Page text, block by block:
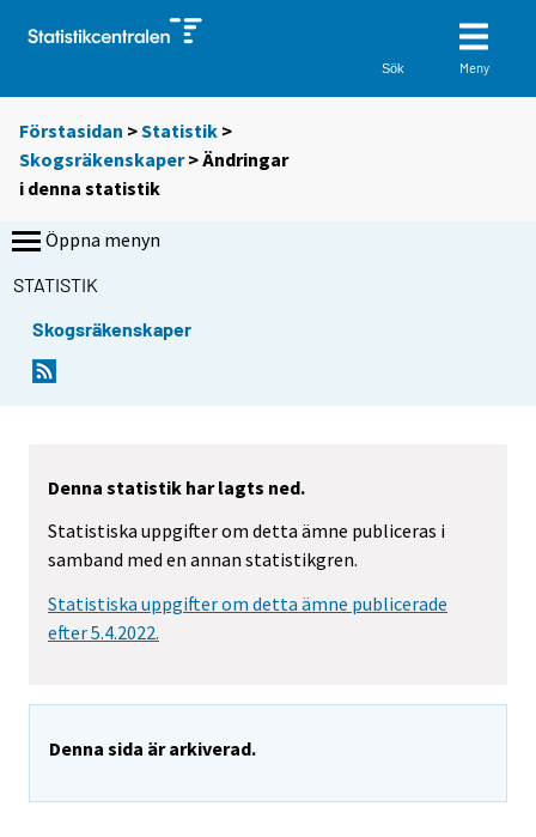
Sök Meny
Förstasidan >Statistik >
Skogsräkenskaper> Ändringar
i denna statistik
Öppna menyn
STATISTIK
Skogsräkenskaper
Denna statistik har lagts ned.
Statistiska uppgifter om detta ämne publiceras i
samband med en annan statistikgren.
Statistiska uppgifter om detta ämne publicerade
efter 5.4.2022.
Denna sida är arkiverad.